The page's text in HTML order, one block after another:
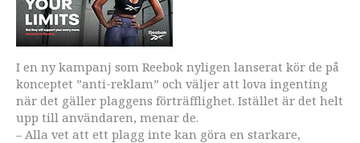
I en ny kampanj som Reebok nyligen lanserat kör de på
konceptet ”anti-reklam” och väljer att lova ingenting
när det gäller plaggens förträfflighet. Istället är det helt
upp till användaren, menar de.
– Alla vet att ett plagg inte kan göra en starkare,